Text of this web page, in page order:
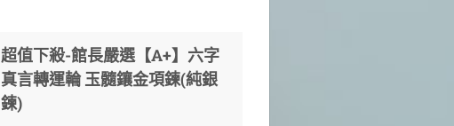
超值下殺-館長嚴選【A+】六字
真言轉運輪 玉髓鑲金項鍊(純銀
鍊)